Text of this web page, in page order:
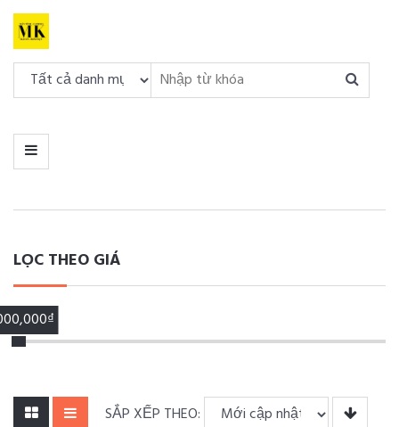
DANH
MỤC
MENU
LỌC THEO GIÁ
SẮP XẾP THEO: